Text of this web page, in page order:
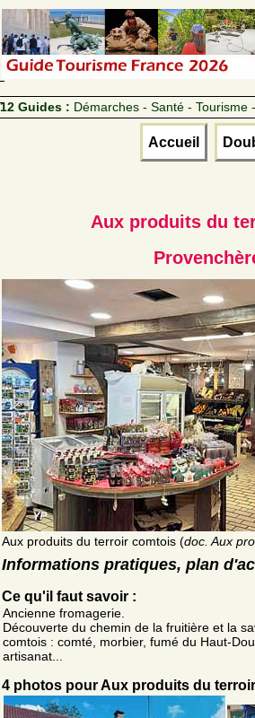
12 Guides : Démarches - Santé - Tourisme
Accueil
Aux produits du
Aux produits du terroir comtois (doc. Aux
Informations pratiques, plan
Ce qu'il faut savoir :
Ancienne fromagerie.
Découverte du chemin de la fruitière et la
comtois : comté, morbier, fumé du Haut-
artisanat...
4 photos pour Aux produits du